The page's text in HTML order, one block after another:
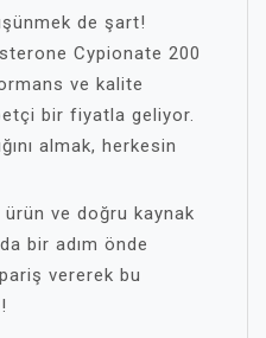
de şart!
Cypionate 200
ve kalite
bir fiyatla geliyor.
almak, herkesin
ve doğru kaynak
bir adım önde
vererek bu